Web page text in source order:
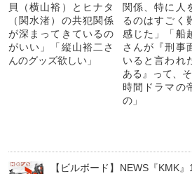
貝（横山裕）とヒナタ
（関水渚）の共犯関係
が深まってきているの
がいい」「縦山裕二さ
んのグッズ欲しい」
関係、特に人
るのはすごく
感じた」「船
さんが『刑事
いると言われ
ある』って、
時間ドラマの
の」
【ビルボード】NEWS『KMK